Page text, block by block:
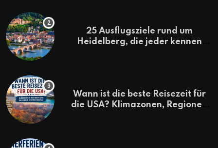
25 Ausflugsziele rund um
Heidelberg, die jeder kennen
Wann ist die beste Reisezeit für
die USA? Klimazonen, Regionen